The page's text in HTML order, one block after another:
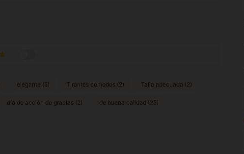
elegante (5) Tirantes cómodos (2) Talla adecuada (2)
día de acción de gracias (2) de buena calidad (25)